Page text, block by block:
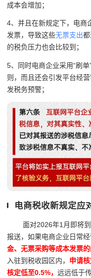
成本会增加；
4、并且在新规定下，电商
发票，导致这些无票支出
的税负压力也会比较到；
5、同时电商企业采用“刷
则，而且还会引发平台经
发税务预警；
电商税收新规定应
面对2026年1月即将到
报送，如果电商企业日常
金、无票采购等成本发票的
入驻到税收园区内， 申请
核定低至0.5%， 远远低于